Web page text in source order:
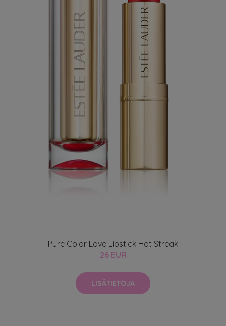
Pure Color Love Lipstick Hot Streak
26 EUR
LISÄTIETOJA